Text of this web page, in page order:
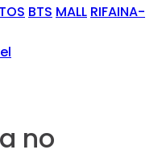
BTS MALL RIFAINA-
no